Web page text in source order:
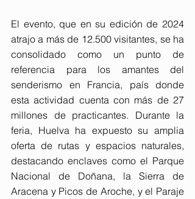
El evento, que en su edición de 2024
atrajo a más de 12.500 visitantes, se ha
consolidado como un punto de
referencia para los amantes del
senderismo en Francia, país donde
esta actividad cuenta con más de 27
millones de practicantes. Durante la
feria, Huelva ha expuesto su amplia
oferta de rutas y espacios naturales,
destacando enclaves como el Parque
Nacional de Doñana, la Sierra de
Aracena y Picos de Aroche, y el Paraje